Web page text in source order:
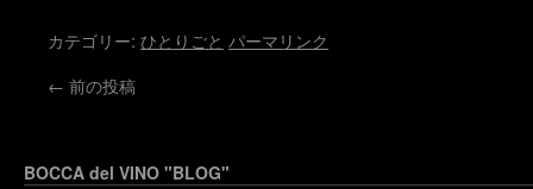
カテゴリー: ひとりごと パーマリンク
← 前の投稿
BOCCA del VINO "BLOG"